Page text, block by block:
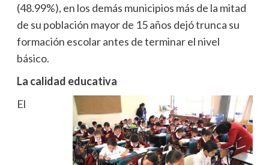
(48.99%), en los demás municipios más de la mitad
de su población mayor de 15 años dejó trunca su
formación escolar antes de terminar el nivel
básico.
La calidad educativa
El